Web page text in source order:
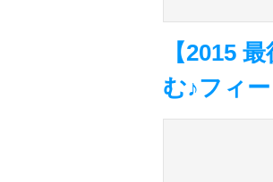
【2015
む♪フィ